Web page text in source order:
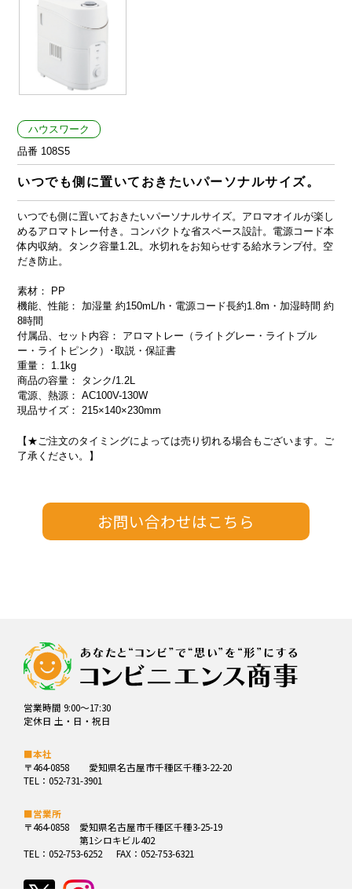
ハウスワーク
品番 108S5
いつでも側に置いておきたいパーソナルサイズ。
いつでも側に置いておきたいパーソナルサイズ。アロマオイルが楽し
めるアロマトレー付き。コンパクトな省スペース設計。電源コード本
体内収納。タンク容量1.2L。水切れをお知らせする給水ランプ付。空
だき防止。
素材： PP
機能、性能： 加湿量 約150mL/h・電源コード長約1.8m・加湿時間 約
8時間
付属品、セット内容： アロマトレー（ライトグレー・ライトブル
ー・ライトピンク）･取説・保証書
重量： 1.1kg
商品の容量： タンク/1.2L
電源、熱源： AC100V-130W
現品サイズ： 215×140×230mm
【★ご注文のタイミングによっては売り切れる場合もございます。ご
了承ください。】
営業時間 9:00～17:30
定休日 土・日・祝日
■本社
〒464-0858
愛知県名古屋市千種区千種3-22-20
TEL：052-731-3901
■営業所
〒464-0858
愛知県名古屋市千種区千種3-25-19
第1シロキビル402
TEL：052-753-6252
FAX：052-753-6321